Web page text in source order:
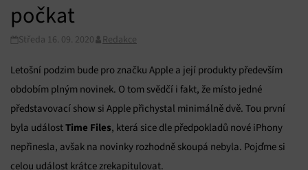
počkat
Středa 16. 09. 2020 Redakce
Letošní podzim bude pro značku Apple a její produkty především
obdobím plným novinek. O tom svědčí i fakt, že místo jedné
představovací show si Apple přichystal minimálně dvě. Tou první
byla událostTime Files, která sice dle předpokladů nové iPhony
nepřinesla, avšak na novinky rozhodně skoupá nebyla. Pojďme si
celou událost krátce zrekapitulovat.